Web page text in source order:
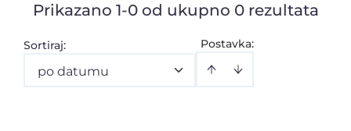
Prikazano 1-0 od ukupno 0 rezultata
Postavka:
Sortiraj:
po datumu